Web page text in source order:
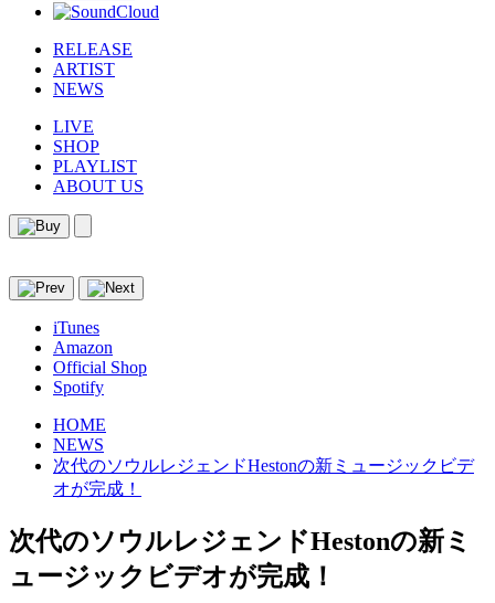
RELEASE
ARTIST
NEWS
LIVE
SHOP
PLAYLIST
ABOUT US
iTunes
Amazon
Official Shop
Spotify
HOME
NEWS
次代のソウルレジェンドHestonの新ミュージックビデ
オが完成！
次代のソウルレジェンドHestonの新ミ
ュージックビデオが完成！